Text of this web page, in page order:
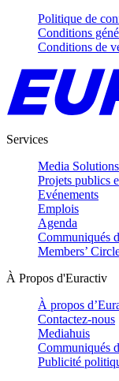
Politique de
Conditions
Conditions de
Services
Media Solutions
Projets publics
Evénements
Emplois
Agenda
Communiqués
Members’
À Propos d'Euractiv
À propos
Contactez-nous
Mediahuis
Communiqués
Publicité